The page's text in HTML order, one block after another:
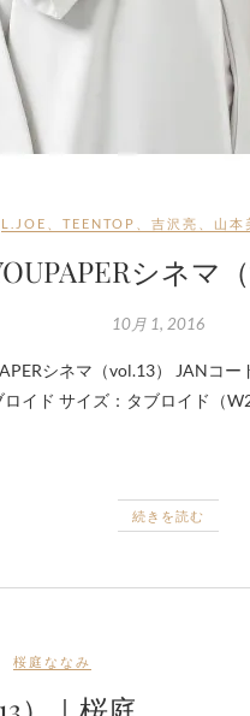
L.JOE TEENTOP 吉沢亮 山本
シネマ（
10月 1, 2016
イド サイズ：タブロイド（
続きを読む
桜庭ななみ